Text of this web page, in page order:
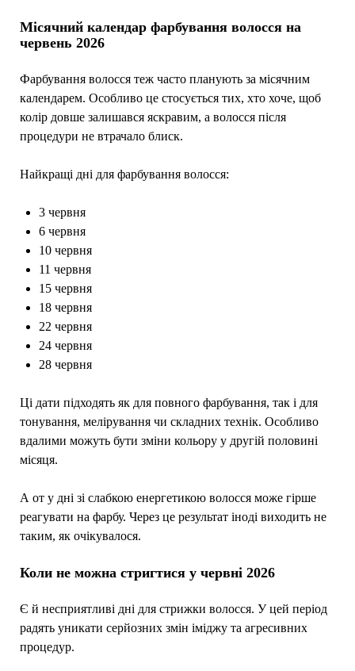
Місячний календар фарбування волосся на
червень 2026
Фарбування волосся теж часто планують за місячним
календарем. Особливо це стосується тих, хто хоче, щоб
колір довше залишався яскравим, а волосся після
процедури не втрачало блиск.
Найкращі дні для фарбування волосся:
3 червня
6 червня
10 червня
11 червня
15 червня
18 червня
22 червня
24 червня
28 червня
Ці дати підходять як для повного фарбування, так і для
тонування, мелірування чи складних технік. Особливо
вдалими можуть бути зміни кольору у другій половині
місяця.
А от у дні зі слабкою енергетикою волосся може гірше
реагувати на фарбу. Через це результат іноді виходить не
таким, як очікувалося.
Коли не можна стригтися у червні 2026
Є й несприятливі дні для стрижки волосся. У цей період
радять уникати серйозних змін іміджу та агресивних
процедур.